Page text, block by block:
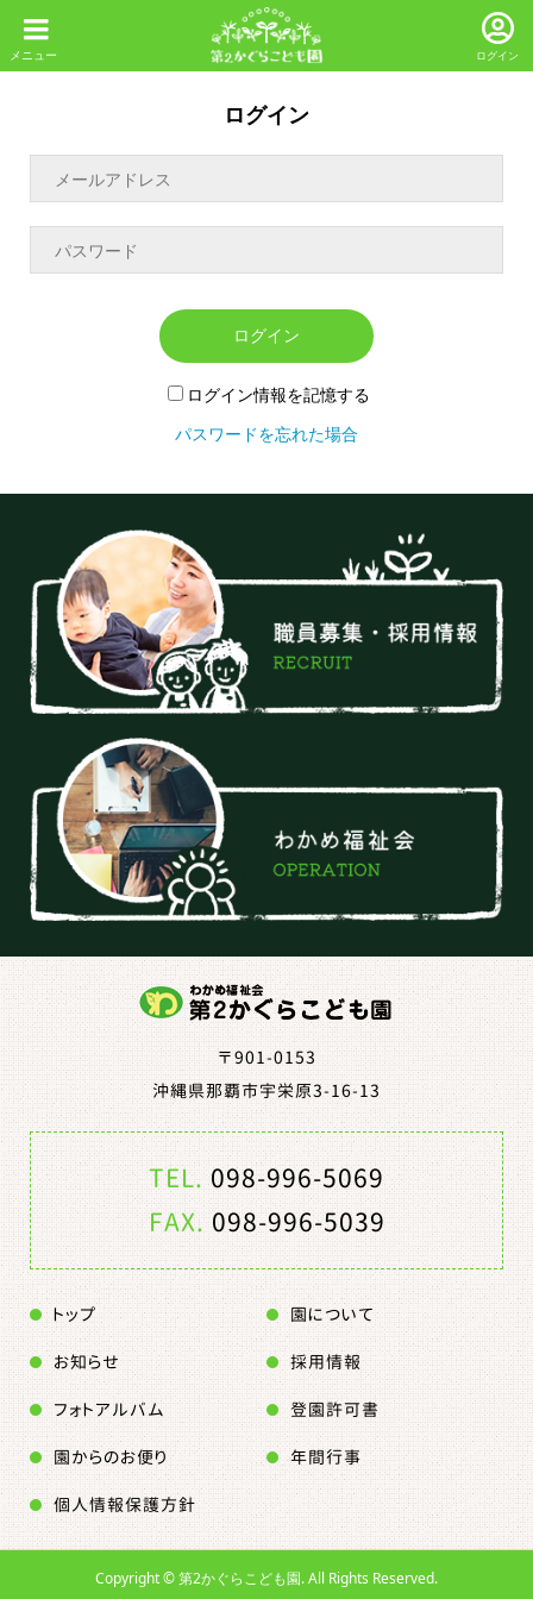
ログイン
ログイン
ログイン
ログイン情報を記憶する
パスワードを忘れた場合
〒901-0153
沖縄県那覇市宇栄原3-16-13
TEL.098-996-5069
FAX.098-996-5039
トップ 園について
園からのお便り
お知らせ 採用情報
年間行事
フォトアルバム 登園許可書
個人情報保護方針
Copyright ©第2かぐらこども園. All Rights Reserved.